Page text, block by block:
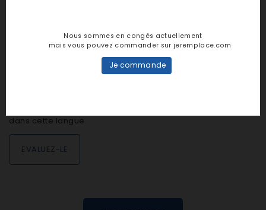
Notes et avis clients
dans cette langue
EVALUEZ-LE
Nous sommes en congés actuellement
mais vous pouvez commander sur jeremplace.com
Je commande